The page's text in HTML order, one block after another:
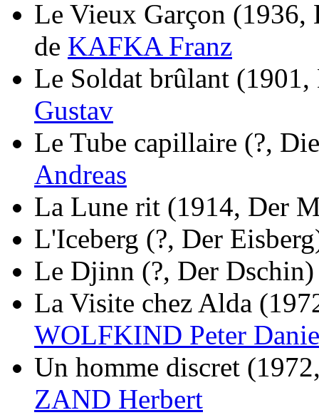
Le Vieux Garçon (1936,
de KAFKA Franz
Le Soldat brûlant (1901,
Gustav
Le Tube capillaire (?,
Andreas
La Lune rit (1914, Der
L'Iceberg (?, Der
Le Djinn (?, Der Dschin)
La Visite chez Alda
WOLFKIND Peter
Un homme discret
ZAND Herbert